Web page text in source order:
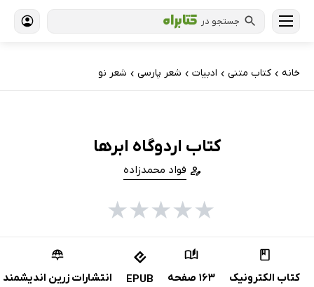
جستجو در
خانه › کتاب‌ متنی › ادبیات › شعر پارسی › شعر نو
کتاب اردوگاه ابرها
فواد محمدزاده
★
★
★
★
★
کتاب الکترونیک 163 صفحه EPUB انتشارات زرین اندیشمند